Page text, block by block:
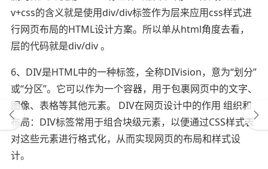
v+css的含义就是使用div/div标签作为层来应用css样式进
行网页布局的HTML设计方案。所以单从html角度去看，
层的代码就是div/div 。
6、DIV是HTML中的一种标签，全称DIVision，意为“划分”
或“分区”。它可以作为一个容器，用于包裹网页中的文字、
图像、表格等其他元素。 DIV在网页设计中的作用 组织和
布局：DIV标签常用于组合块级元素，以便通过CSS样式表
对这些元素进行格式化，从而实现网页的布局和样式设
计。